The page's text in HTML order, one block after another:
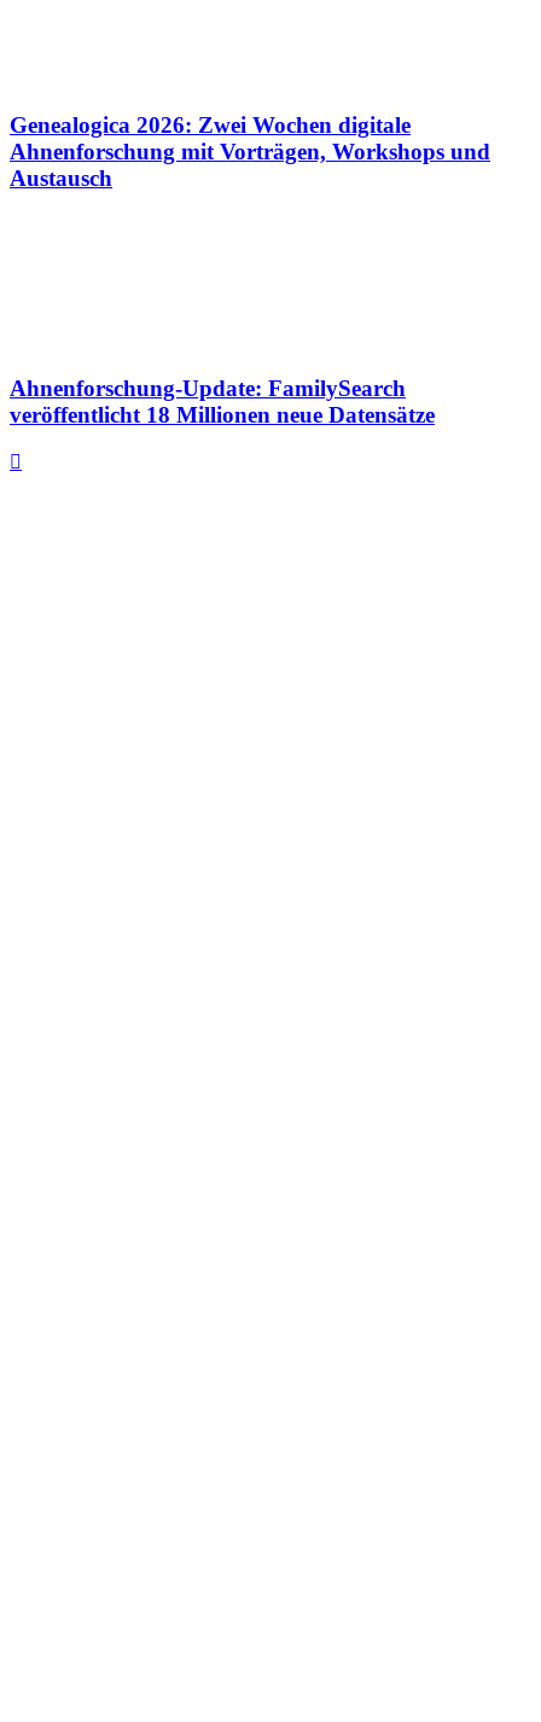
Genealogica 2026: Zwei Wochen digitale
Ahnenforschung mit Vorträgen, Workshops und
Austausch
Ahnenforschung-Update: FamilySearch
veröffentlicht 18 Millionen neue Datensätze